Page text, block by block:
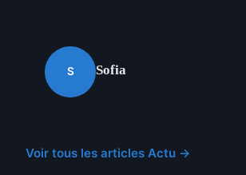
S Sofia
Voir tous les articles Actu →